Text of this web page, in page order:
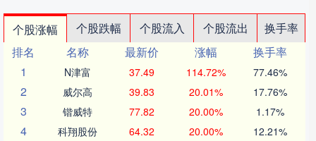
个股涨幅 个股跌幅 个股流入 个股流出
换手率
排名
名称 最新价 涨幅
换手率
1
N津富 37.49 114.72% 77.46%
2 威尔高 39.83 20.01% 17.76%
3 锴威特 77.82 20.00% 1.17%
4 科翔股份 64.32 20.00% 12.21%